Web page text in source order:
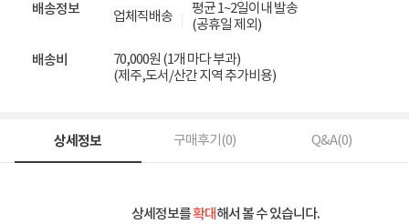
배송정보 업체직배송
평균 1~2일이내 발송
(공휴일 제외)
배송비
70,000원 (1개 마다 부과)
(제주,도서/산간 지역 추가비용)
상세정보 구매후기(0) Q&A(0)
상세정보를확대해서 볼 수 있습니다.